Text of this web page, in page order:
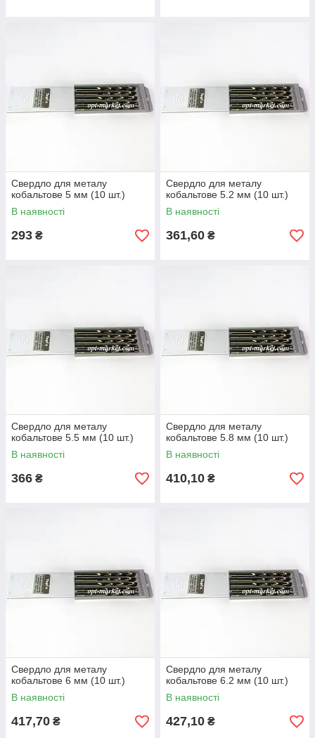
Свердло для металу
кобальтове 5 мм (10 шт.)
В наявності
293 ₴
Свердло для металу
кобальтове 5.2 мм (10 шт.)
В наявності
361,60 ₴
Свердло для металу
кобальтове 5.5 мм (10 шт.)
В наявності
366 ₴
Свердло для металу
кобальтове 5.8 мм (10 шт.)
В наявності
410,10 ₴
Свердло для металу
кобальтове 6 мм (10 шт.)
В наявності
417,70 ₴
Свердло для металу
кобальтове 6.2 мм (10 шт.)
В наявності
427,10 ₴